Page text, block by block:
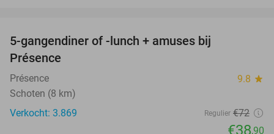
5-gangendiner of -lunch + amuses bij
Présence
Présence 9.8 star
Schoten (8 km)
Verkocht: 3.869
Regulier €72
€38,90